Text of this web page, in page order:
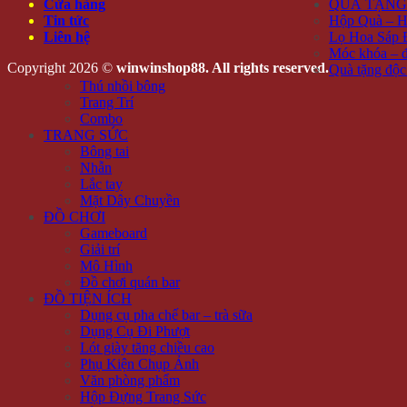
Cửa hàng
Tin tức
Liên hệ
Copyright 2026 © winwinshop88. All rights reserved.
QUÀ TẶNG
Hộp Quà –
Lọ Hoa Sáp
Móc khóa –
Quà tặng
Thú nhồi bông
Trang Trí
Combo
TRANG SỨC
Bông tai
Nhẫn
Lắc tay
Mặt Dây Chuyền
ĐỒ CHƠI
Gameboard
Giải trí
Mô Hình
Đồ chơi quán bar
ĐỒ TIỆN ÍCH
Dụng cụ pha chế bar – trà sữa
Dụng Cụ Đi Phượt
Lót giày tăng chiều cao
Phụ Kiện Chụp Ảnh
Văn phòng phẩm
Hộp Đựng Trang Sức